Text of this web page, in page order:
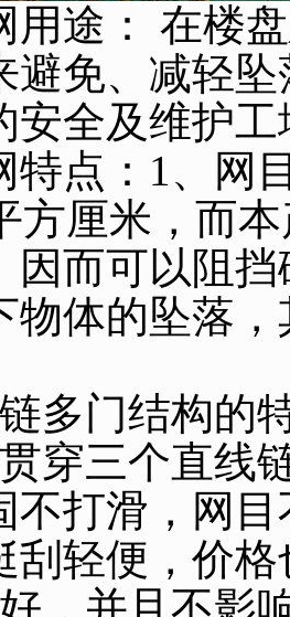
用途： 在楼
避免、减轻
安全及维护
特点：1、网
方厘米，而
因而可以阻
物体的坠落
多门结构的
穿三个直线
不打滑，网
刮轻便，价